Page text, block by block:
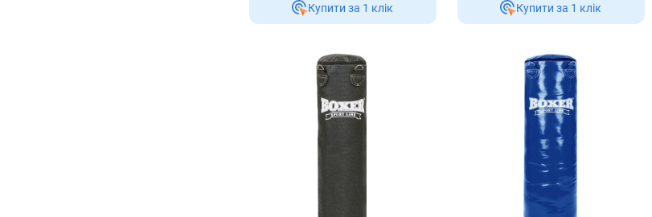
Купити за 1 клiк Купити за 1 клiк